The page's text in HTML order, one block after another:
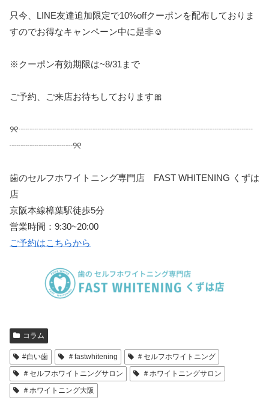
只今、 LINE友達追加限定で10%offクーポンを配布しておりま
すのでお得なキャンペーン中に是非☺️
※ クーポン有効期限は~8/31 まで
ご予約、ご来店お待ちしております🎀
୨୧┈┈┈┈┈┈┈┈┈┈┈┈┈┈┈┈┈┈┈┈┈┈┈┈┈┈
┈┈┈┈┈┈┈୨୧
歯のセルフホワイトニング専門店 FAST WHITENING くずは
店
京阪本線樟葉駅徒歩5分
営業時間： 9:30~20:00
ご予約はこちらから
コラム
#白い歯 ＃fastwhitening
＃セルフホワイトニング
＃セルフホワイトニングサロン
＃ホワイトニングサロン
＃ホワイトニング大阪